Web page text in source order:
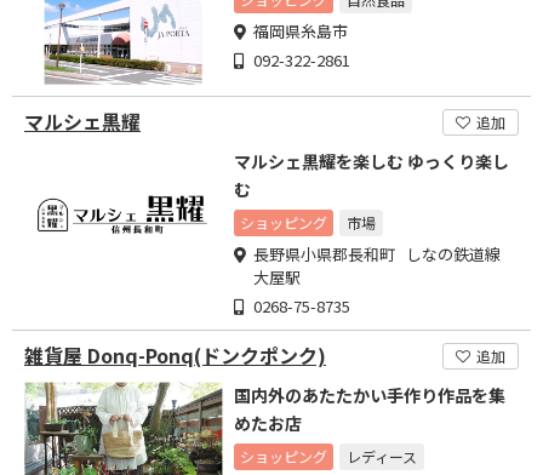
福岡県糸島市
092-322-2861
マルシェ黒耀 追加
マルシェ黒耀を楽しむ ゆっくり楽し
む
ショッピング 市場
長野県小県郡長和町 しなの鉄道線
大屋駅
0268-75-8735
雑貨屋 Donq-Ponq(ドンクポンク) 追加
国内外のあたたかい手作り作品を集
めたお店
ショッピング レディース